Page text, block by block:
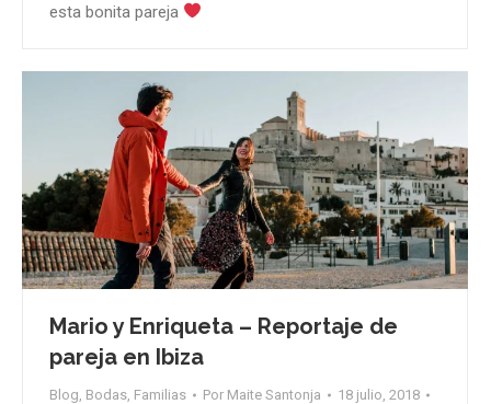
esta bonita pareja
Mario y Enriqueta – Reportaje de
pareja en Ibiza
Blog Bodas Familias Por Maite Santonja
18 julio, 2018